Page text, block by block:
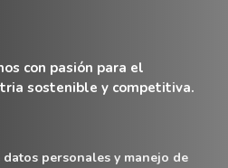
con pasión para el
sostenible y competitiva.
personales y manejo de